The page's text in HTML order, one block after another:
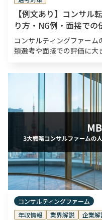
【例文あり】コンサル
り方・NG例・面接での
コンサルティングファー
類選考や面接での評価に大
コンサルティングファーム
年収情報
業界解説 企業解